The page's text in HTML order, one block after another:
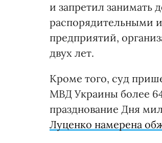
и запретил занимать
распорядительными
предприятий,
двух лет.
Кроме того, суд
МВД Украины более
празднование Дня
Луценко намерена